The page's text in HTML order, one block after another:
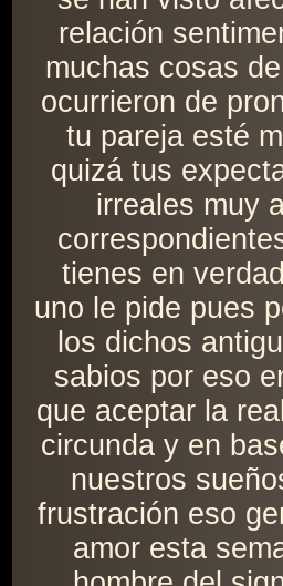
relación
muchas cosas
ocurrieron de
tu pareja esté
quizá tus
irreales muy
tienes en
uno le pide pues
los dichos
sabios por eso
que aceptar la
circunda y en
nuestros
frustración eso
amor esta